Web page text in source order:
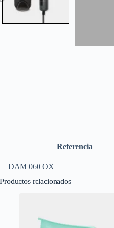
Referencia
DAM 060 OX
Productos relacionados